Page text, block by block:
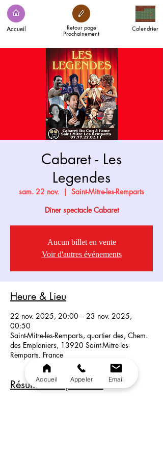
Accueil Calendrier
Retour page
Prochainement
Cabaret - Les
Legendes
sam. 22 nov.
  |
Saint-Mitre-les-Remparts
Dîner spectacle Cabaret
Aucun billet en vente
Voir d'autres événements
Heure & Lieu
22 nov. 2025, 20:00 – 23 nov. 2025,
00:50
Saint-Mitre-les-Remparts, quartier des, Chem.
des Emplaniers, 13920 Saint-Mitre-les-
Remparts, France
Résumé du Spectacle
Accueil Appeler Email